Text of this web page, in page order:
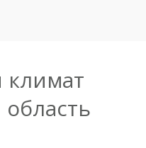
климат
область